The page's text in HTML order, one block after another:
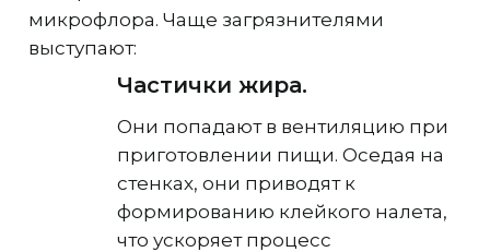
микрофлора. Чаще загрязнителями
выступают:
Частички жира.
Они попадают в вентиляцию при
приготовлении пищи. Оседая на
стенках, они приводят к
формированию клейкого налета,
что ускоряет процесс